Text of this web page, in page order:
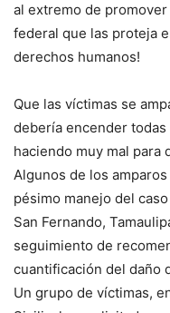
al extremo de
federal que las proteja
derechos humanos!
Que las víctimas se
debería encender
haciendo muy mal para
Algunos de los
pésimo manejo del
San Fernando,
seguimiento de
cuantificación del daño
Un grupo de víctimas,